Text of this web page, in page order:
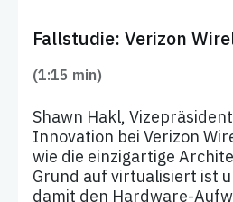
Fallstudie: Verizon
(1:15 min)
Shawn Hakl,
Innovation bei Verizon
wie die einzigartige
Grund auf virtualisiert ist
damit den Hardware-